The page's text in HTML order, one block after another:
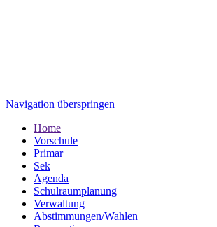
Navigation überspringen
Home
Vorschule
Primar
Sek
Agenda
Schulraumplanung
Verwaltung
Abstimmungen/Wahlen